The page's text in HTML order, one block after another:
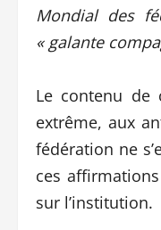
Mondial des
« galante
Le contenu de
extrême, aux
fédération ne
ces
sur l’institution.